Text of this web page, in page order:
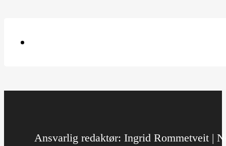
Ansvarlig redaktør: Ingrid Rommetveit |